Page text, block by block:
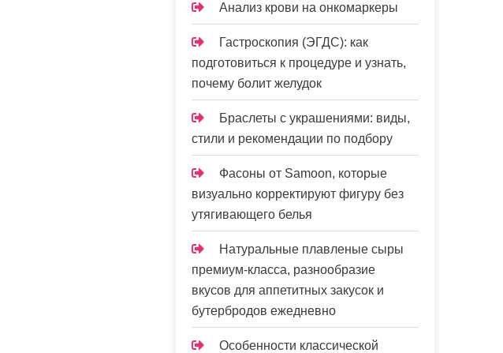
Анализ крови на онкомаркеры
Гастроскопия (ЭГДС): как
подготовиться к процедуре и узнать,
почему болит желудок
Браслеты с украшениями: виды,
стили и рекомендации по подбору
Фасоны от Samoon, которые
визуально корректируют фигуру без
утягивающего белья
Натуральные плавленые сыры
премиум-класса, разнообразие
вкусов для аппетитных закусок и
бутербродов ежедневно
Особенности классической